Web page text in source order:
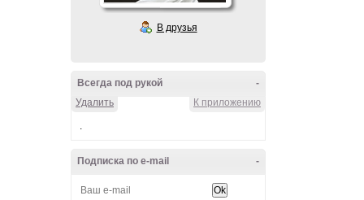
В друзья
-
Всегда под рукой
К приложению
Удалить
.
-
Подписка по e-mail